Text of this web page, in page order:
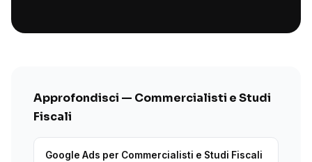
Approfondisci — Commercialisti e Studi
Fiscali
Google Ads per Commercialisti e Studi Fiscali